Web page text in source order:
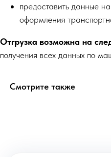
предоставить данные
оформления
Отгрузка возможна на
получения всех данных по
Смотрите также
● Или свяжитесь с нами